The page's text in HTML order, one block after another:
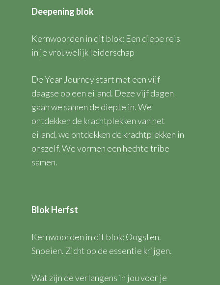
Deepening blok
Kernwoorden in dit blok: Een diepe reis
in je vrouwelijk leiderschap
De Year Journey start met een vijf
daagse op een eiland. Deze vijf dagen
gaan we samen de diepte in. We
ontdekken de krachtplekken van het
eiland, we ontdekken de krachtplekken in
onszelf. We vormen een hechte tribe
samen.
Blok Herfst
Kernwoorden in dit blok: Oogsten.
Snoeien. Zicht op de essentie krijgen.
Wat zijn de verlangens in jou voor je